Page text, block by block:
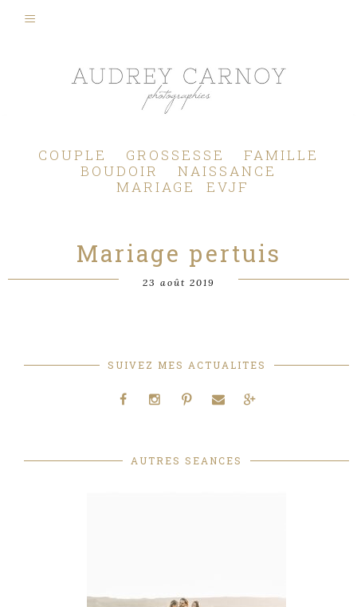
COUPLE GROSSESSE
FAMILLE
BOUDOIR
NAISSANCE
MARIAGE
EVJF
Mariage pertuis
23 août 2019
SUIVEZ MES ACTUALITES
AUTRES SEANCES